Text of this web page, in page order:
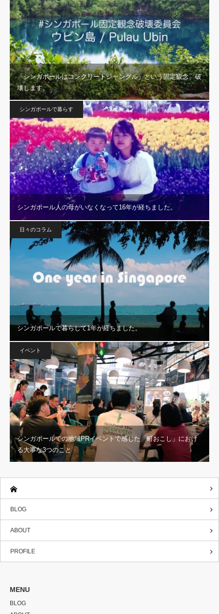
「シンガポールはコンクリートジャングル」という固定観念、破
壊します。
シンガポールで暮らす
シンガポール人の母がいなくなって16年が経ちました。
日々のコラム
シンガポールで暮らして1年が経ちました。
イベント
シンガポールでの地域PRイベントで感じた「町おこし」におけ
る大事な3つのこと
BLOG
ABOUT
PROFILE
MENU
BLOG